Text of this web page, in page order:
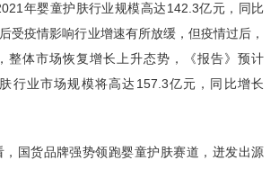
年婴童护肤行业规模高达142.3亿元，同比
受疫情影响行业增速有所放缓，但疫情过后，
整体市场恢复增长上升态势，《报告》预计
行业市场规模将高达157.3亿元，同比增长
，国货品牌强势领跑婴童护肤赛道，迸发出源